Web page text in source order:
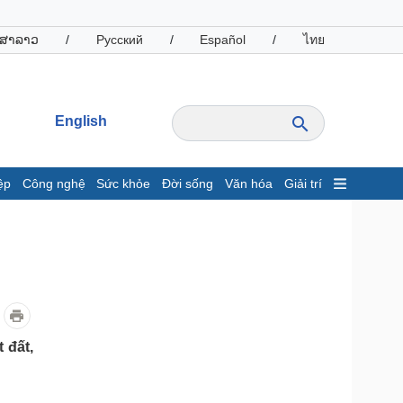
າລາວ / Русский / Español / ไทย
English
Công nghệ Sức khỏe Đời sống Văn hóa Giải trí
đất,